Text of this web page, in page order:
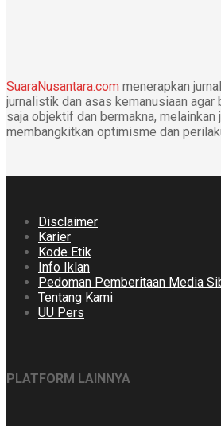
SuaraNusantara.com menerapkan
jurnalistik dan asas kemanusiaan
saja objektif dan bermakna, melainkan
membangkitkan optimisme dan
Disclaimer
Karier
Kode Etik
Info Iklan
Pedoman Pemberitaan Media
Tentang Kami
UU Pers
PLATFORM LAINNYA